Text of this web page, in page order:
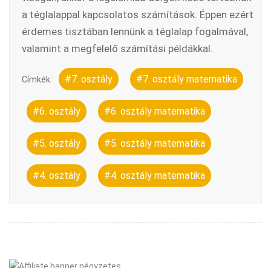
a téglalappal kapcsolatos számítások. Éppen ezért
érdemes tisztában lennünk a téglalap fogalmával,
valamint a megfelelő számítási példákkal.
Címkék: #7. osztály #7. osztály matematika
#6. osztály #6. osztály matematika
#5. osztály #5. osztály matematika
#4. osztály #4. osztály matematika